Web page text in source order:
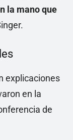
la mano que
explicaciones
en la
de